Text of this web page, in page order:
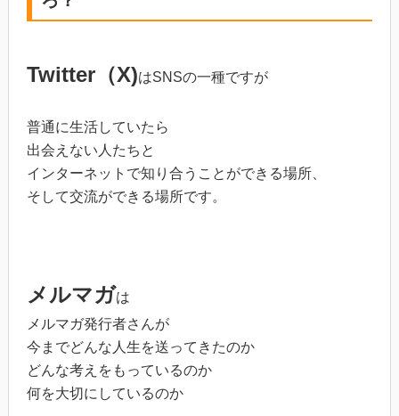
Twitter（X)はSNSの一種ですが
普通に生活していたら
出会えない人たちと
インターネットで知り合うことができる場所、
そして交流ができる場所です。
メルマガは
メルマガ発行者さんが
今までどんな人生を送ってきたのか
どんな考えをもっているのか
何を大切にしているのか